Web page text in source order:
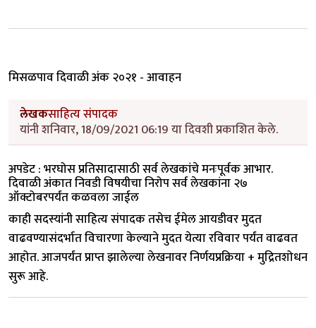
मिसळपाव दिवाळी अंक २०२१ - आवाहन
लेखकसाहित्य संपादक
यांनी शनिवार, 18/09/2021 06:19 या दिवशी प्रकाशित केले.
अपडेट : भरघोस प्रतिसादासाठी सर्व लेखकांचे मनःपूर्वक आभार.
दिवाळी अंकात निवडी विषयीचा निरोप सर्व लेखकांना २७
ऑक्टोबरपर्यंत कळवला जाईल
काही सदस्यांनी साहित्य संपादक तसेच ईमेल आयडीवर मुदत
वाढवण्यासंदर्भात विचारणा केल्याने मुदत येत्या रविवार पर्यंत वाढवत
आहोत. आजपर्यंत प्राप्त झालेल्या लेखनावर निर्णयप्रक्रिया + मुद्रितशोधन
सुरू आहे.